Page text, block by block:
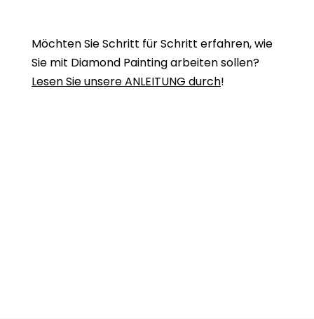
Möchten Sie Schritt für Schritt erfahren, wie
Sie mit Diamond Painting arbeiten sollen?
Lesen Sie unsere ANLEITUNG durch!